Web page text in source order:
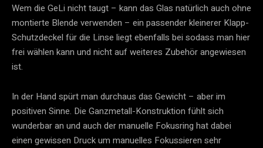
Wem die GeLi nicht taugt – kann das Glas natürlich auch ohne
montierte Blende verwenden – ein passender kleinerer Klapp-
Schutzdeckel für die Linse liegt ebenfalls bei sodass man hier
frei wählen kann und nicht auf weiteres Zubehör angewiesen
ist.
In der Hand spürt man durchaus das Gewicht – aber im
positiven Sinne. Die Ganzmetall-Konstruktion fühlt sich
wunderbar an und auch der manuelle Fokusring hat dabei
einen gewissen Druck um manuelles Fokussieren sehr